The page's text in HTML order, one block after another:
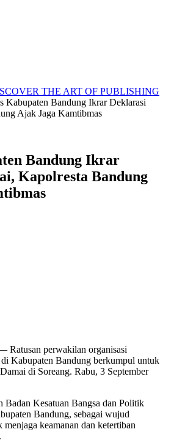
THE ART OF PUBLISHING
Kabupaten Bandung Ikrar Deklarasi
Ajak Jaga Kamtibmas
Bandung Ikrar
Kapolresta Bandung
Ratusan perwakilan organisasi
di Kabupaten Bandung berkumpul untuk
di Soreang. Rabu, 3 September
Badan Kesatuan Bangsa dan Politik
Bandung, sebagai wujud
keamanan dan ketertiban